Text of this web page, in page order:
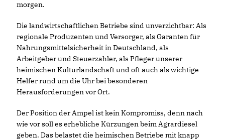
morgen.
Die landwirtschaftlichen Betriebe sind unverzichtbar: Als
regionale Produzenten und Versorger, als Garanten für
Nahrungsmittelsicherheit in Deutschland, als
Arbeitgeber und Steuerzahler, als Pfleger unserer
heimischen Kulturlandschaft und oft auch als wichtige
Helfer rund um die Uhr bei besonderen
Herausforderungen vor Ort.
Der Position der Ampel ist kein Kompromiss, denn nach
wie vor soll es erhebliche Kürzungen beim Agrardiesel
geben. Das belastet die heimischen Betriebe mit knapp